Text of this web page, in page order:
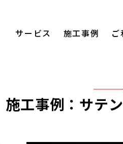
サービス 施工事例
施工事例：サテ